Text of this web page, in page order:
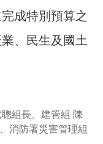
成特別預算之
、民生及國土
組長、建管組 陳
消防署災害管理組